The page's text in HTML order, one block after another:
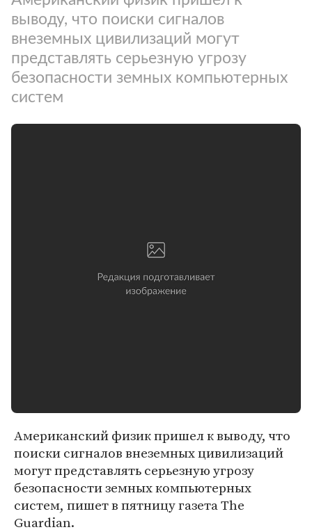
выводу, что поиски сигналов
внеземных цивилизаций могут
представлять серьезную угрозу
безопасности земных компьютерных
систем
Американский физик пришел к выводу, что
поиски сигналов внеземных цивилизаций
могут представлять серьезную угрозу
безопасности земных компьютерных
систем, пишет в пятницу газета The
Guardian.